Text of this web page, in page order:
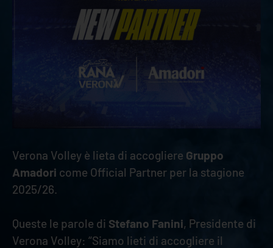
Verona Volley è lieta di accogliere Gruppo
Amadori come Official Partner per la stagione
2025/26.
Queste le parole di Stefano Fanini, Presidente di
Verona Volley: “Siamo lieti di accogliere il